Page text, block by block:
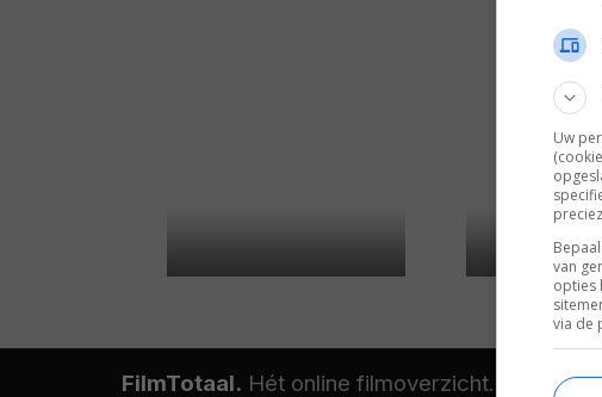
FilmTotaal. Hét online filmoverzicht.
Uw
van
opties
via de